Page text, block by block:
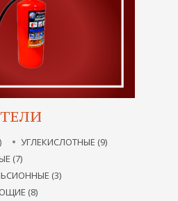
УГЛЕКИСЛОТНЫЕ (9)
(7)
(3)
(8)